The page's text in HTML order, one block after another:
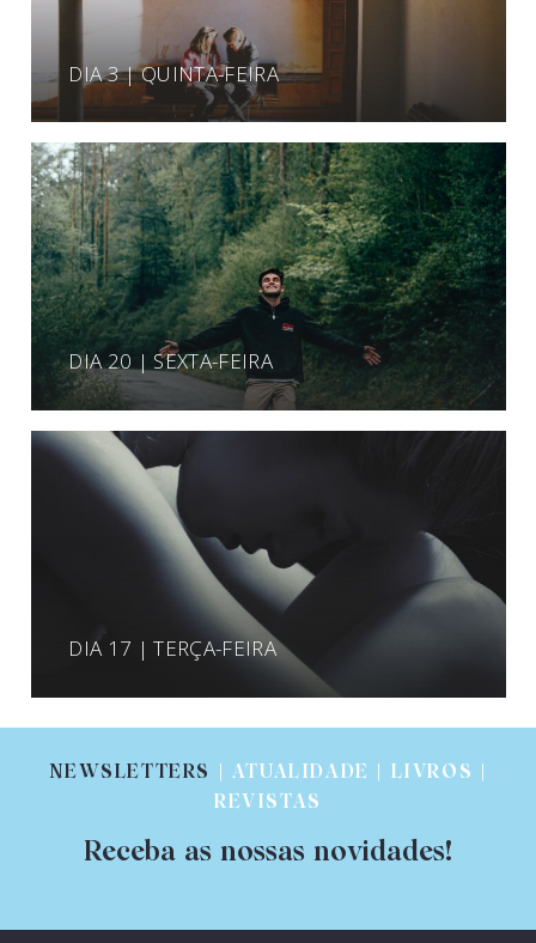
DIA 3 | QUINTA-FEIRA
DIA 20 | SEXTA-FEIRA
DIA 17 | TERÇA-FEIRA
NEWSLETTERS
| ATUALIDADE | LIVROS |
REVISTAS
Receba as nossas novidades!